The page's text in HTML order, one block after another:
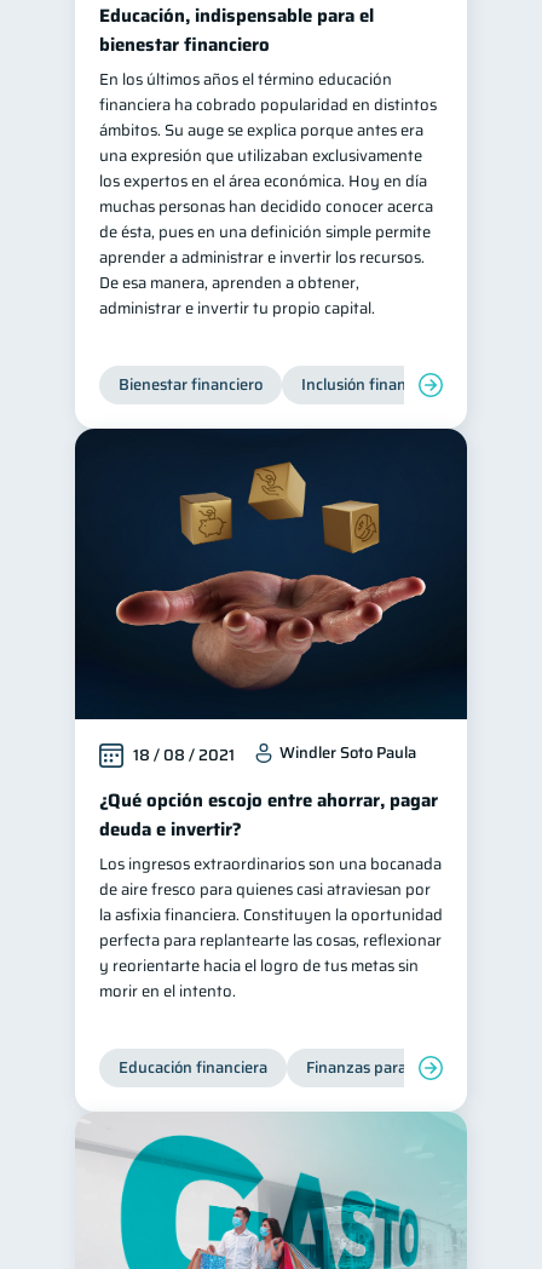
Educación, indispensable para el
bienestar financiero
En los últimos años el término educación
financiera ha cobrado popularidad en distintos
ámbitos. Su auge se explica porque antes era
una expresión que utilizaban exclusivamente
los expertos en el área económica. Hoy en día
muchas personas han decidido conocer acerca
de ésta, pues en una definición simple permite
aprender a administrar e invertir los recursos.
De esa manera, aprenden a obtener,
administrar e invertir tu propio capital.
Bienestar financiero Inclusión financiera
18 / 08 / 2021 Windler Soto Paula
¿Qué opción escojo entre ahorrar, pagar
deuda e invertir?
Los ingresos extraordinarios son una bocanada
de aire fresco para quienes casi atraviesan por
la asfixia financiera. Constituyen la oportunidad
perfecta para replantearte las cosas, reflexionar
y reorientarte hacia el logro de tus metas sin
morir en el intento.
Educación financiera Finanzas para jóvenes